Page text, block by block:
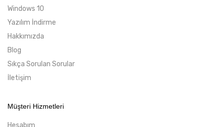
Windows 10
Yazılım İndirme
Hakkımızda
Blog
Sıkça Sorulan Sorular
İletişim
Müşteri Hizmetleri